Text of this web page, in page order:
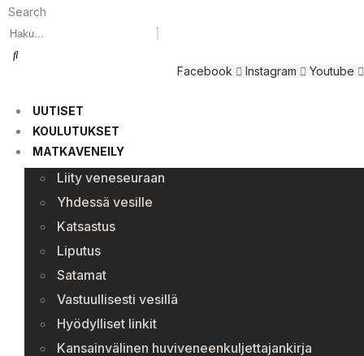
Search
Facebook Instagram Youtube
UUTISET
KOULUTUKSET
MATKAVENEILY
Liity veneseuraan
Yhdessä vesille
Katsastus
Liputus
Satamat
Vastuullisesti vesillä
Hyödylliset linkit
Kansainvälinen huviveneenkuljettajankirja